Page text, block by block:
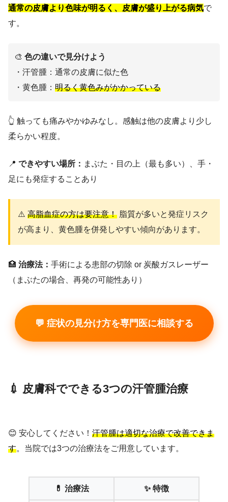
通常の皮膚より色味が明るく、皮膚が盛り上がる病気で
す。
🎨 色の違いで見分けよう
・汗管腫：通常の皮膚に似た色
・黄色腫： 明るく黄色みがかかっている
👆 触っても痛みやかゆみなし。感触は他の皮膚より少し
柔らかい程度。
📍 できやすい場所： まぶた・目の上（最も多い）、手・
足にも発症することあり
⚠️ 高脂血症の方は要注意！ 脂質が多いと発症リスク
が高まり、黄色腫を併発しやすい傾向があります。
🏥 治療法： 手術による患部の切除 or 炭酸ガスレーザー
（まぶたの場合、再発の可能性あり）
💬 症状の見分け方を専門医に相談する
💉 皮膚科でできる3つの汗管腫治療
😊 安心してください！ 汗管腫は適切な治療で改善できま
す。当院では3つの治療法をご用意しています。
💊 治療法 ✨ 特徴